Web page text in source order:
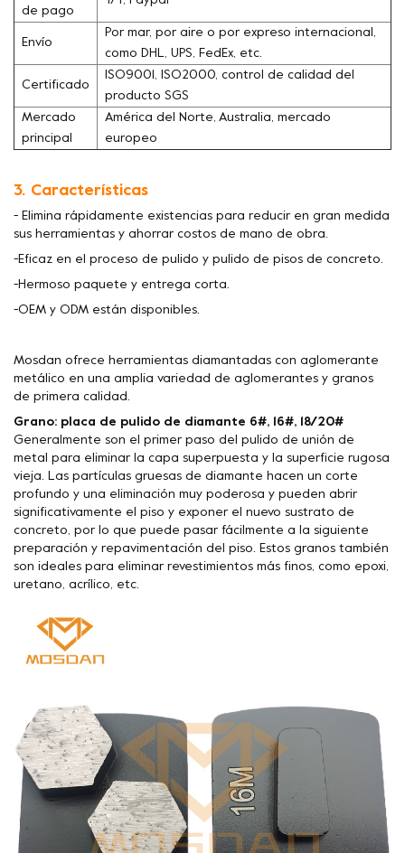
de pago
Envío
Por mar, por aire o por expreso internacional,
como DHL, UPS, FedEx, etc.
Certificado
ISO9001, ISO2000, control de calidad del
producto SGS
Mercado
principal
América del Norte, Australia, mercado
europeo
3. Características
- Elimina rápidamente existencias para reducir en gran medida
sus herramientas y ahorrar costos de mano de obra.
-Eficaz en el proceso de pulido y pulido de pisos de concreto.
-Hermoso paquete y entrega corta.
-OEM y ODM están disponibles.
Mosdan ofrece herramientas diamantadas con aglomerante
metálico en una amplia variedad de aglomerantes y granos
de primera calidad.
Grano: placa de pulido de diamante 6#, 16#, 18/20#
Generalmente son el primer paso del pulido de unión de
metal para eliminar la capa superpuesta y la superficie rugosa
vieja. Las partículas gruesas de diamante hacen un corte
profundo y una eliminación muy poderosa y pueden abrir
significativamente el piso y exponer el nuevo sustrato de
concreto, por lo que puede pasar fácilmente a la siguiente
preparación y repavimentación del piso. Estos granos también
son ideales para eliminar revestimientos más finos, como epoxi,
uretano, acrílico, etc.